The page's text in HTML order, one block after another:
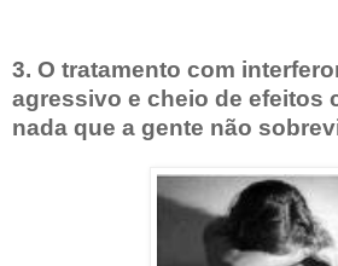
3. O tratamento com
agressivo e cheio de efeitos
nada que a gente não